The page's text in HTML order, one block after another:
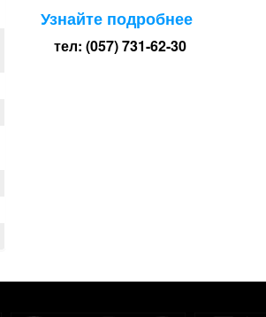
Узнайте подробнее
тел: (057) 731-62-30